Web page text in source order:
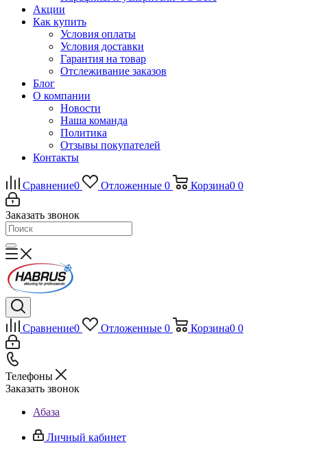
Акции
Как купить
Условия оплаты
Условия доставки
Гарантия на товар
Отслеживание заказов
Блог
О компании
Новости
Наша команда
Политика
Отзывы покупателей
Контакты
Сравнение0 Отложенные 0 Корзина0 0
Заказать звонок
Сравнение0 Отложенные 0 Корзина0 0
Телефоны
Заказать звонок
Абаза
Личный кабинет